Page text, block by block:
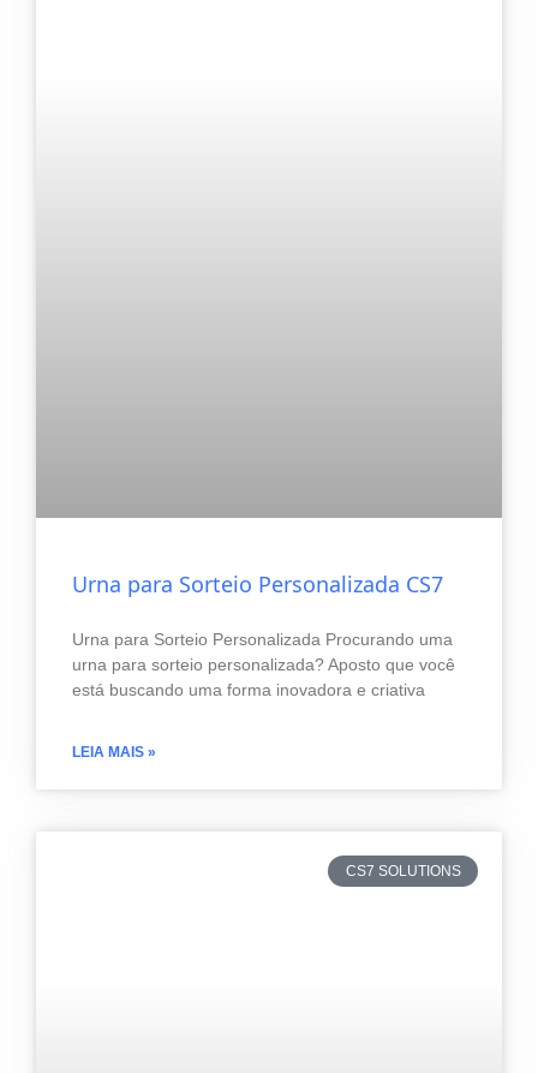
Urna para Sorteio Personalizada CS7
Urna para Sorteio Personalizada Procurando uma
urna para sorteio personalizada? Aposto que você
está buscando uma forma inovadora e criativa
LEIA MAIS »
CS7 SOLUTIONS